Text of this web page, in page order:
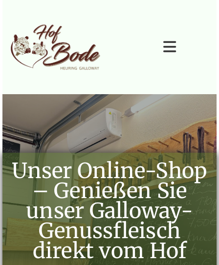
Unser Online‑Shop
– Genießen Sie
unser Galloway-
Genussfleisch
direkt vom Hof